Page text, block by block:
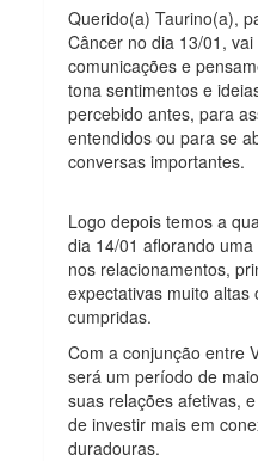
Querido(a) Taurino(a),
Câncer no dia 13/01,
comunicações e
tona sentimentos e
percebido antes, para
entendidos ou para se
conversas importantes.
Logo depois temos a
dia 14/01 aflorando
nos relacionamentos,
expectativas muito altas
cumpridas.
Com a conjunção entre
será um período de
suas relações afetivas,
de investir mais em
duradouras.